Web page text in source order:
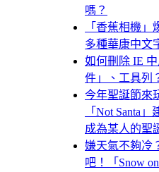
嗎？
「香蕉相機
多種華康中文
如何刪除 IE
件」、工具列
今年聖誕節來
「Not Santa
成為某人的聖
嫌天氣不夠冷
吧！「Snow